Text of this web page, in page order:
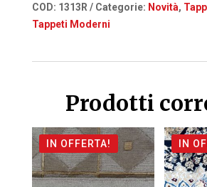
COD: 1313R Categorie: Novità,
Tappeti Moderni
Prodotti
IN OFFERTA! IN